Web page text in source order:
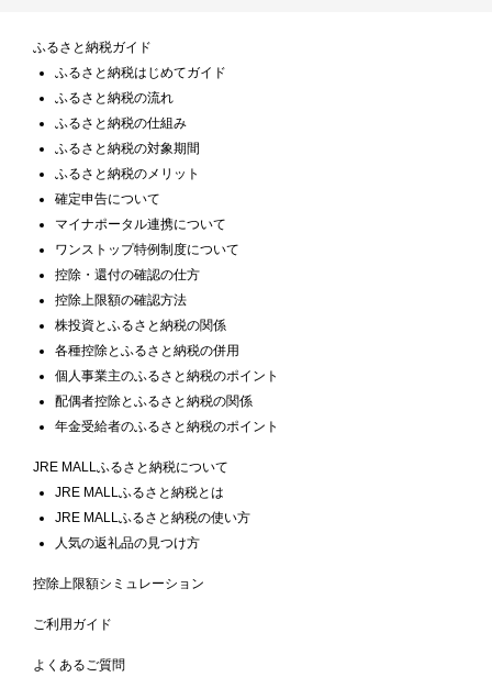
ふるさと納税ガイド
ふるさと納税はじめてガイド
ふるさと納税の流れ
ふるさと納税の仕組み
ふるさと納税の対象期間
ふるさと納税のメリット
確定申告について
マイナポータル連携について
ワンストップ特例制度について
控除・還付の確認の仕方
控除上限額の確認方法
株投資とふるさと納税の関係
各種控除とふるさと納税の併用
個人事業主のふるさと納税のポイント
配偶者控除とふるさと納税の関係
年金受給者のふるさと納税のポイント
JRE MALLふるさと納税について
JRE MALLふるさと納税とは
JRE MALLふるさと納税の使い方
人気の返礼品の見つけ方
控除上限額シミュレーション
ご利用ガイド
よくあるご質問